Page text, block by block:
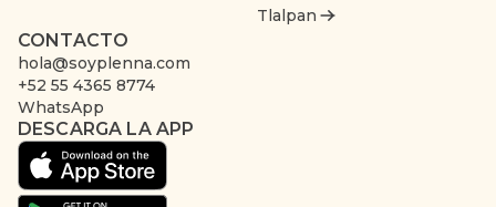
Tlalpan
CONTACTO
hola@soyplenna.com
+52 55 4365 8774
WhatsApp
DESCARGA LA APP